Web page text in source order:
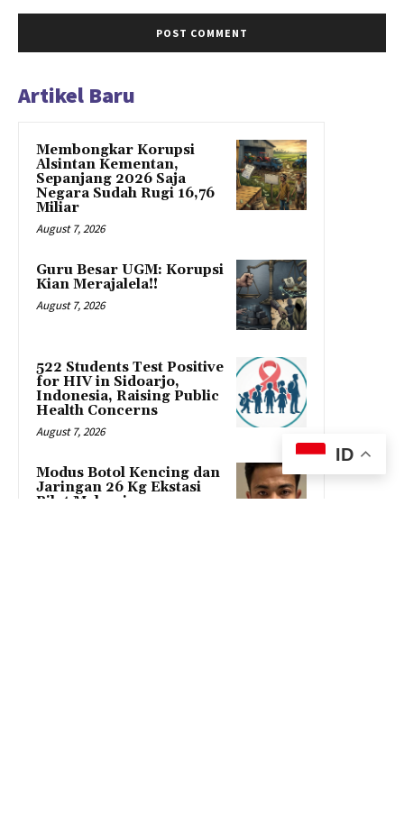
Artikel Baru
Membongkar Korupsi
Alsintan Kementan,
Sepanjang 2026 Saja
Negara Sudah Rugi 16,76
Miliar
August 7, 2026
Guru Besar UGM: Korupsi
Kian Merajalela!!
August 7, 2026
522 Students Test Positive
for HIV in Sidoarjo,
Indonesia, Raising Public
Health Concerns
August 7, 2026
Modus Botol Kencing dan
Jaringan 26 Kg Ekstasi
Pilot Malaysia
ID